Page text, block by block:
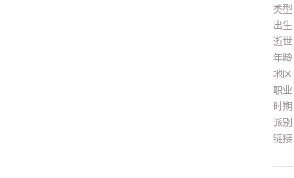
类型
出生
逝世
年龄
地区
职业
时期
派别
链接